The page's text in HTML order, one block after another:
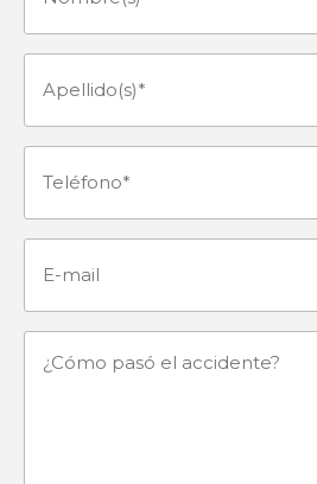
Apellido(s)
Teléfono (Obligatorio)
¿Cómo